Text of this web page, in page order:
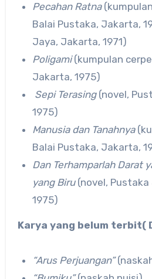
Pecahan Ratna
Balai Pustaka, Jakarta,
Jaya, Jakarta, 1971)
Poligami(kumpulan
Jakarta, 1975)
Sepi Terasing(novel,
1975)
Manusia dan Tanahnya
Balai Pustaka, Jakarta,
Dan Terhamparlah Darat
yang Biru(novel,
1975)
Karya yang belum terbit(
“Arus Perjuangan”